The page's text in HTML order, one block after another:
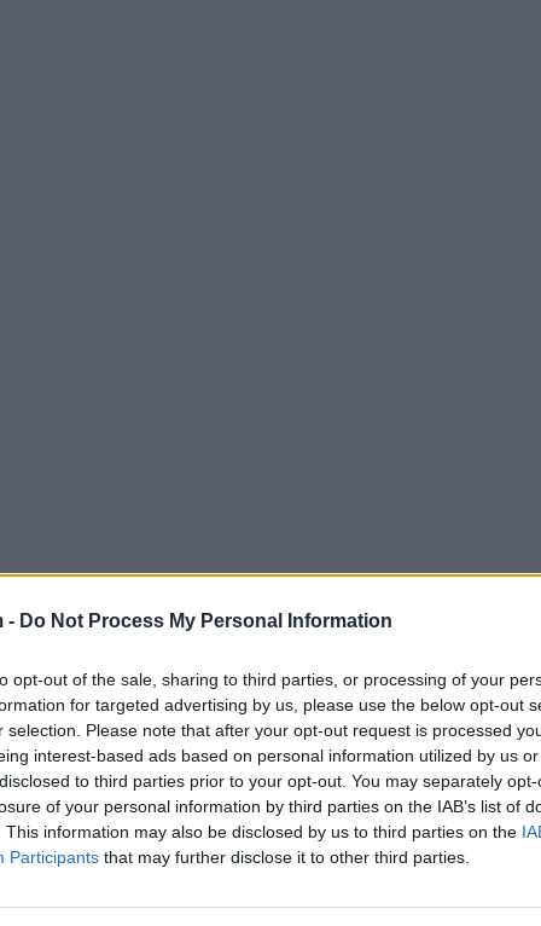
- Do Not Process My Personal Information
opt-out of the sale, sharing to third parties, or processing of your
for targeted advertising by us, please use the below opt-out
selection. Please note that after your opt-out request is processed
interest-based ads based on personal information utilized by us
to third parties prior to your opt-out. You may separately
of your personal information by third parties on the IAB’s list of
This information may also be disclosed by us to third parties on the
Participants that may further disclose it to other third parties.